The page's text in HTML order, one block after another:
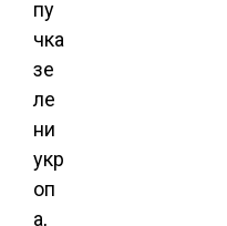
пу
чка
зе
ле
ни
укр
оп
а,